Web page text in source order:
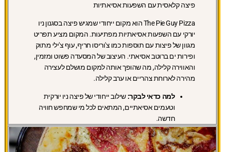
פיצה קלאסית עם השפעות אסיאתיות
The Pie Guy Pizza הוא מקום ייחודי שמגיש פיצה בסגנון ניו
יורקי עם השפעות אסיאתיות מפתיעות. המקום מציע תפריט
מגוון של פיצות עם תוספות כמו צ'וריסו חריף, עוף צ'ילי מתוק
ופירות ים ברוטב אסיאתי. העיצוב של המסעדה פשוט ומזמין,
והאווירה קלילה, מה שהופך אותה למקום מושלם לעצירה
מהירה לארוחת צהריים או ערב קלילה.
למה כדאי לבקר: שילוב ייחודי של פיצה ניו יורקית
וטעמים אסיאתיים, המתאים לכל מי שמחפש חוויה
חדשה.